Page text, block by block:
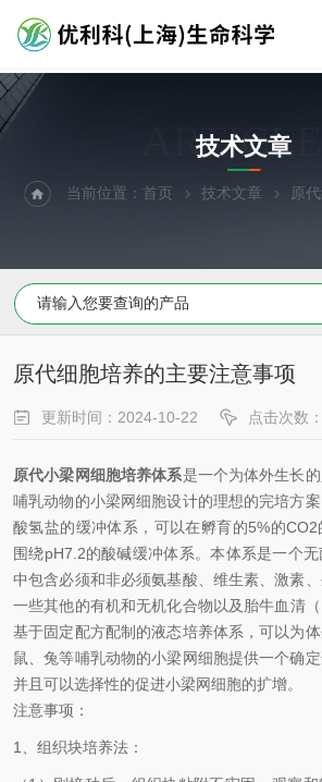
ARTICLES
技术文章
当前位置：首页 技术文章 原代
原代细胞培养的主要注意事项
更新时间：2024-10-22 点击次数
原代小梁网细胞培养体系是一个为体外生长
哺乳动物的小梁网细胞设计的理想的完培方
酸氢盐的缓冲体系，可以在孵育的5%的
围绕pH7.2的酸碱缓冲体系。本体系是一个
中包含必须和非必须氨基酸、维生素、激素
一些其他的有机和无机化合物以及胎牛血清
基于固定配方配制的液态培养体系，可以为
鼠、兔等哺乳动物的小梁网细胞提供一个确
并且可以选择性的促进小梁网细胞的扩增。
注意事项：
1、组织块培养法：